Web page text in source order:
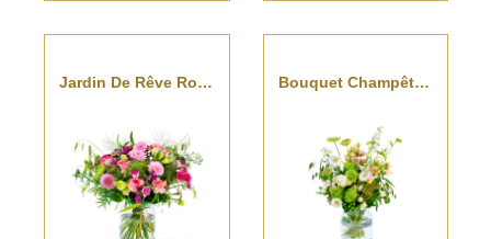
Jardin De Rêve Rose Bouquet Champêtre Raffiné